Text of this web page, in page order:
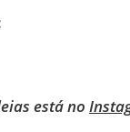
está no